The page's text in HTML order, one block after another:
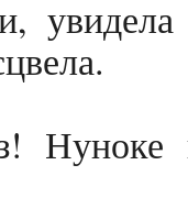
Нуноке